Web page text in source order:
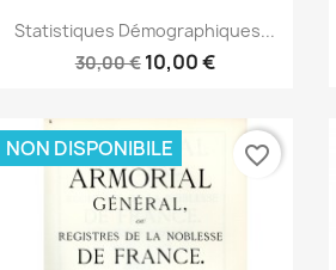
Anteprima
Statistiques Démographiques...
30,00 € 10,00 €
NON DISPONIBILE favorite_border